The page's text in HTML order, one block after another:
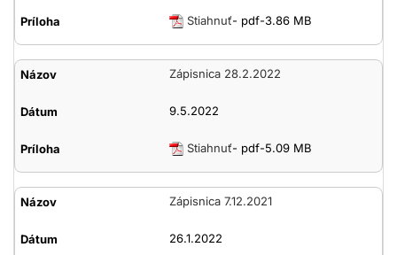
Stiahnuť- pdf-3.86 MB
Zápisnica 28.2.2022
9.5.2022
Stiahnuť- pdf-5.09 MB
Zápisnica 7.12.2021
26.1.2022